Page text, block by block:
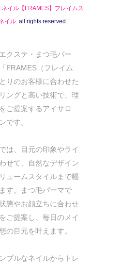
イル【FRAMES】フレイムス
イル. all rights reserved.
クステ・まつ毛パー
FRAMES（フレイム
りのお客様に合わせた
ングと高い技術で、理
ご提案するアイサロ
です。
は、目元の印象やライ
せて、自然なデザイン
ュームスタイルまで幅
す。まつ毛パーマで
態やお顔立ちに合わせ
ご提案し、毎日のメイ
の目元を叶えます。
プルなネイルからトレ